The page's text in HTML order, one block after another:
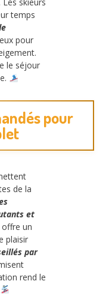
. Les skieurs
temps
pour
le séjour
pour
de la
et
offre un
plaisir
par
rend le